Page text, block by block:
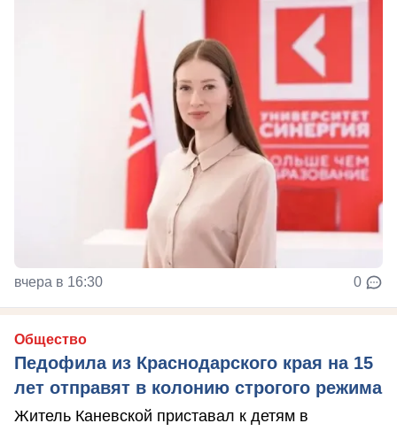
вчера в 16:30 0
Общество
Педофила из Краснодарского края на 15
лет отправят в колонию строгого режима
Житель Каневской приставал к детям в